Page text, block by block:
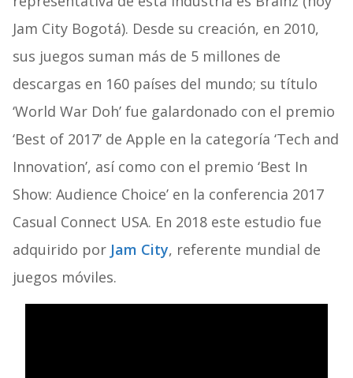
Jam City Bogotá). Desde su creación, en 2010,
sus juegos suman más de 5 millones de
descargas en 160 países del mundo; su título
‘World War Doh’ fue galardonado con el premio
‘Best of 2017’ de Apple en la categoría ‘Tech and
Innovation’, así como con el premio ‘Best In
Show: Audience Choice’ en la conferencia 2017
Casual Connect USA. En 2018 este estudio fue
adquirido por Jam City, referente mundial de
juegos móviles.